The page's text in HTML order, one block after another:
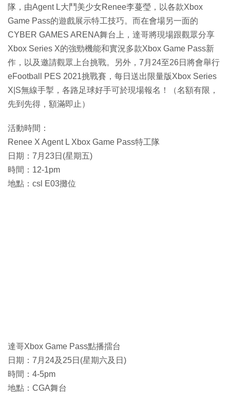
隊，由Agent L大鬥美少女Renee李蔓瑩，以各款Xbox
Game Pass的遊戲展示特工技巧。而在會場另一面的
CYBER GAMES ARENA舞台上，達哥將現場跟觀眾分享
Xbox Series X的強勁機能和實況多款Xbox Game Pass新
作，以及邀請觀眾上台挑戰。另外，7月24至26日將會舉行
eFootball PES 2021挑戰賽，每日送出限量版Xbox Series
X|S無線手掣，各路足球好手可於現場報名！（名額有限，
先到先得，額滿即止）
活動時間：
Renee X Agent L Xbox Game Pass特工隊
日期：7月23日(星期五)
時間：12-1pm
地點：csl E03攤位
達哥Xbox Game Pass點播擂台
日期：7月24及25日(星期六及日)
時間：4-5pm
地點：CGA舞台